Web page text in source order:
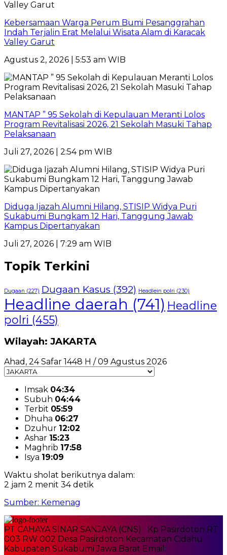
Kebersamaan Warga Perum Bumi Pesanggrahan
Indah Terjalin Erat Melalui Wisata Alam di Karacak
Valley Garut
Agustus 2, 2026 | 5:53 am WIB
MANTAP ” 95 Sekolah di Kepulauan Meranti Lolos
Program Revitalisasi 2026, 21 Sekolah Masuki Tahap
Pelaksanaan
Juli 27, 2026 | 2:54 pm WIB
Diduga Ijazah Alumni Hilang, STISIP Widya Puri
Sukabumi Bungkam 12 Hari, Tanggung Jawab
Kampus Dipertanyakan
Juli 27, 2026 | 7:29 am WIB
Topik Terkini
Dugaan (227) Dugaan Kasus (392) Headlein polri (230)
Headline daerah (741) Headline
polri (455)
Wilayah: JAKARTA
Ahad, 24 Safar 1448 H / 09 Agustus 2026
Imsak 04:34
Subuh 04:44
Terbit 05:59
Dhuha 06:27
Dzuhur 12:02
Ashar 15:23
Maghrib 17:58
Isya 19:09
Waktu sholat berikutnya dalam:
2 jam 2 menit 33 detik
Sumber: Kemenag
PT CAHAYA SINAR SANJAYA (CNS) Kp Pasirdoton RT
003 RW 002 Desa Pasirdoton Kecamatan Cidahu
Kabupaten Sukabumi Jawa Barat Email: